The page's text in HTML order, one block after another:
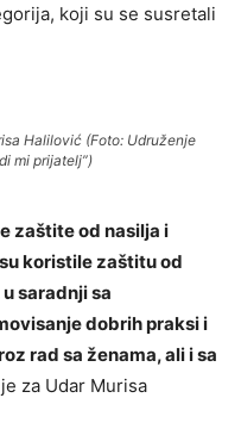
koji su se susretali
Halilović (Foto: Udruženje
mi prijatelj”)
zaštite od nasilja i
koristile zaštitu od
saradnji sa
dobrih praksi i
rad sa ženama, ali i sa
za Udar Murisa